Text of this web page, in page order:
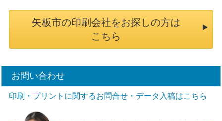
矢板市の印刷会社をお探しの方は
こちら
お問い合わせ
印刷・プリントに関するお問合せ・データ入稿はこちら